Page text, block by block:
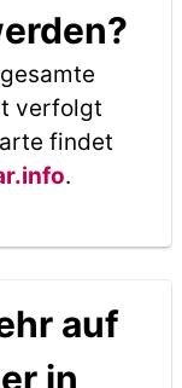
verfolgt
findet
.
auf
in